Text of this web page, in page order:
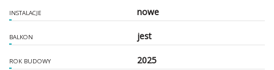
INSTALACJE nowe
BALKON jest
ROK BUDOWY 2025